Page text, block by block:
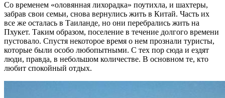
Со временем «оловянная лихорадка» поутихла, и шахтеры,
забрав свои семьи, снова вернулись жить в Китай. Часть их
все же осталась в Таиланде, но они перебрались жить на
Пхукет. Таким образом, поселение в течение долгого времени
пустовало. Спустя некоторое время о нем прознали туристы,
которые были особо любопытными. С тех пор сюда и ездят
люди, правда, в небольшом количестве. В основном те, кто
любит спокойный отдых.